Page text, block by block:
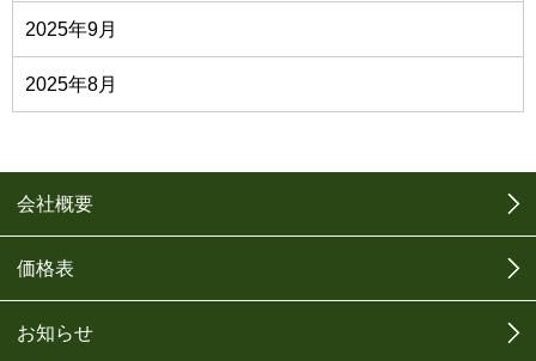
2025年9月
2025年8月
会社概要
価格表
お知らせ